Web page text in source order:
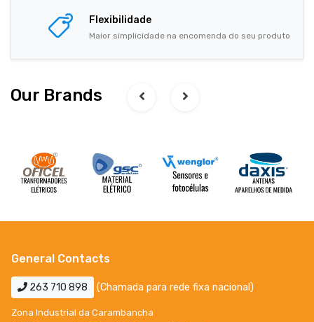
Flexibilidade
Maior simplicidade na encomenda do seu produto
Our Brands
General Contacts
263 710 898 (Chamada para rede fixa nacional)
Zona Industrial da Carambancha